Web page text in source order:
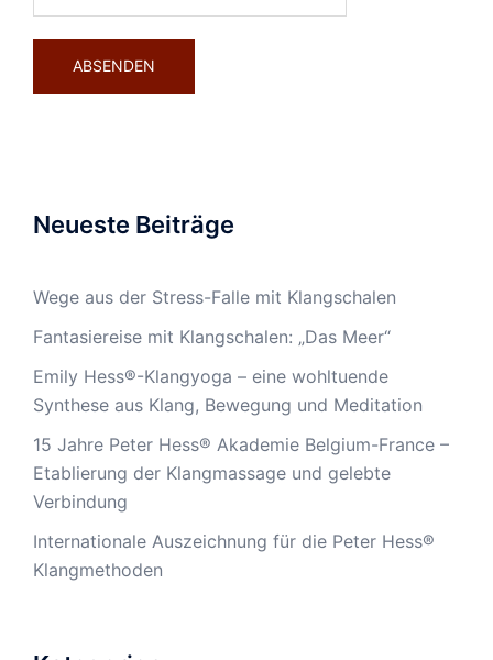
Neueste Beiträge
Wege aus der Stress-Falle mit Klangschalen
Fantasiereise mit Klangschalen: „Das Meer“
Emily Hess®-Klangyoga – eine wohltuende
Synthese aus Klang, Bewegung und Meditation
15 Jahre Peter Hess® Akademie Belgium-France –
Etablierung der Klangmassage und gelebte
Verbindung
Internationale Auszeichnung für die Peter Hess®
Klangmethoden